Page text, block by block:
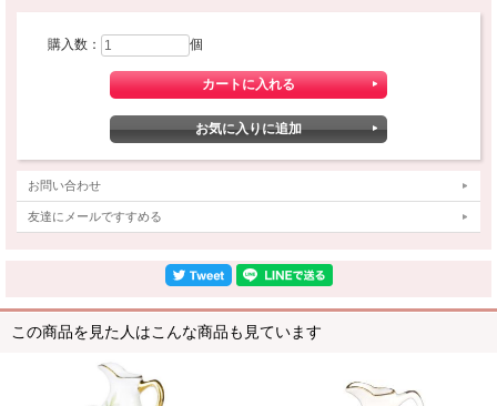
購入数： 個
お問い合わせ
友達にメールですすめる
この商品を見た人はこんな商品も見ています